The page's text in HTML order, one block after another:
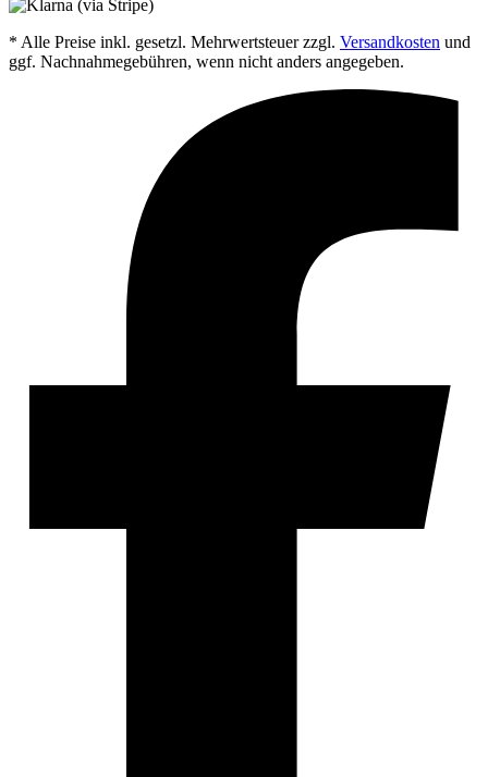
* Alle Preise inkl. gesetzl. Mehrwertsteuer zzgl. Versandkosten und
ggf. Nachnahmegebühren, wenn nicht anders angegeben.